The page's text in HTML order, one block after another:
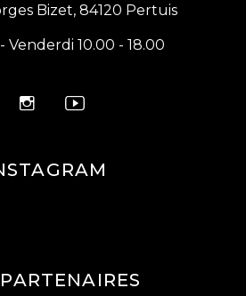
Bizet, 84120 Pertuis
Venderdi 10.00 - 18.00